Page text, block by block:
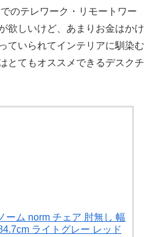
のテレワーク・リモートワー
欲しいけど、あまりお金はかけ
ていられてインテリアに馴染む
とてもオススメできるデスクチ
ーム norm チェア 肘無し 幅
ライトグレー レッド